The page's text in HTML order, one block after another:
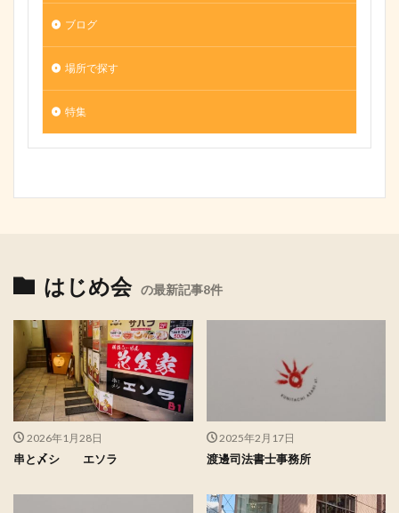
ブログ
場所で探す
特集
はじめ会 の最新記事8件
2026年1月28日
串と〆シ エソラ
2025年2月17日
渡邊司法書士事務所